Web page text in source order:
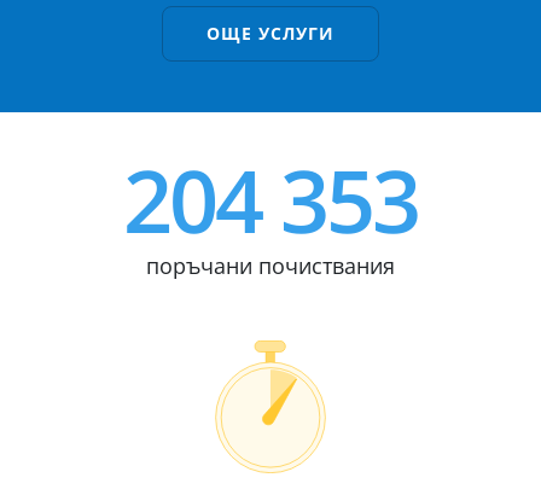
ОЩЕ УСЛУГИ
204 353
поръчани почиствания